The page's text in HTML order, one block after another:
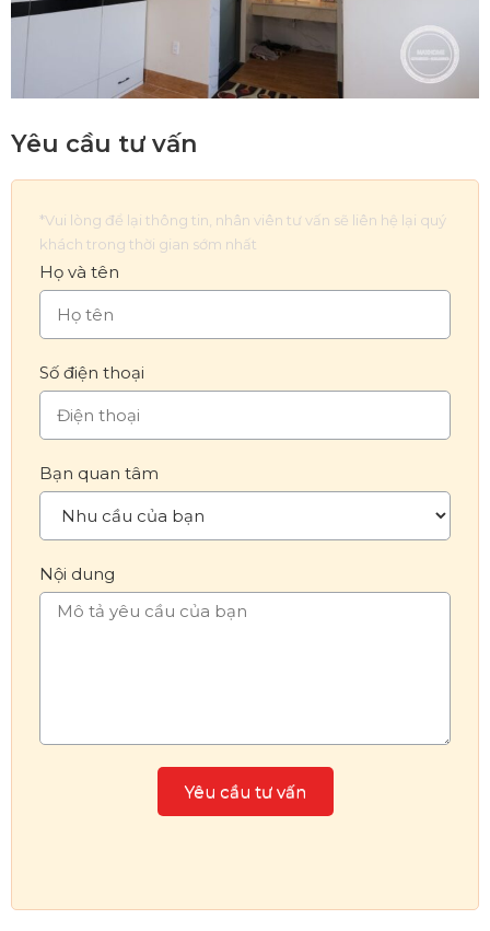
Yêu cầu tư vấn
*Vui lòng để lại thông tin, nhân viên tư vấn sẽ liên hệ lại quý
khách trong thời gian sớm nhất
Họ và tên
Số điện thoại
Bạn quan tâm
Nội dung